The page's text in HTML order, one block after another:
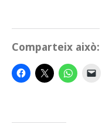
Comparteix això: